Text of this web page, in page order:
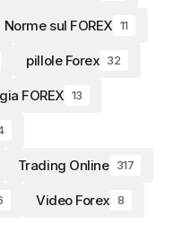
Norme sul FOREX 11
pillole Forex 32
FOREX 13
Trading Online 317
Video Forex 8